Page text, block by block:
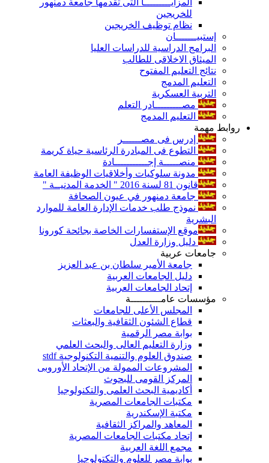
للخريجين
نظام توظيف الخريجين
إستبيـــــــان
البرامج الدراسية للدراسات العليا
الميثاق الاخلاقى للطالب
نتائج التعليم المفتوح
التعليم المدمج
التربية العسكرية
مصـــــــــادر التعلم
التعليم المدمج
روابط مهمة
إدرس فى مصــــــر
التطوع فى المبادرة الرئاسية حياة كريمة
منصـــــة إجـــــــــــادة
مدونة سلوكيات وأخلاقيات الوظيفة العامة
قانون 81 لسنة 2016 " الخدمة المدنيــة "
جامعة دمنهور في عيون الصحافة
نموذج طلب خدمات الإدارة العامة للموارد
البشرية
موقع الإستفسارات الخاصة بجائحة كورونا
دليل وزارة العدل
جامعات عربية
جامعة الأمير سلطان بن عبد العزيز
دليل الجامعات العربية
إتحاد الجامعات العربية
مؤسسات عامــــــــــة
المجلس الأعلى للجامعات
قطاع الشئون الثقافية والبعثات
بوابة مصر الرقمية
وزارة التعليم العالى والبحث العلمي
صندوق العلوم والتنمية التكنولوجية stdf
المشروعات الممولة من الإتحاد الأوروبى
المركز القومى للبحوث
أكاديمية البحث العلمى والتكنولوجيا
مكتبات الجامعات المصرية
مكتبة الإسكندرية
المعاهد والمراكز الثقافية
إتحاد مكتبات الجامعات المصرية
مجمع اللغة العربية
بوابة مصر للعلوم والتكتولوجيا